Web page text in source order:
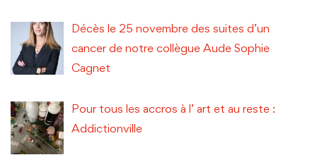
Décès le 25 novembre des suites d’un
cancer de notre collègue Aude Sophie
Cagnet
Pour tous les accros à l’ art et au reste :
Addictionville